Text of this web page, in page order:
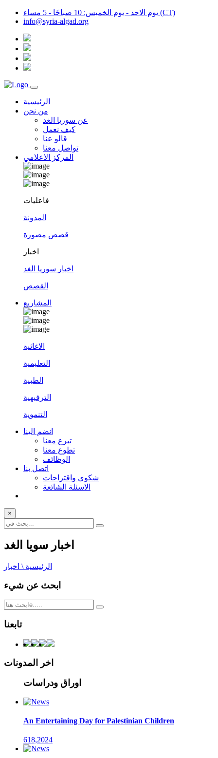
يوم الاحد - يوم الخميس: 10 صباحًا - 5 مساء (CT)
info@syria-algad.org
الرئيسية
من نحن
عن سوريا الغد
كيف نعمل
قالو عنا
تواصل معنا
المركز الاعلامي
فاعليات
المدونة
قصص مصورة
اخبار
اخبار سوريا الغد
القصص
المشاريع
الاغاثية
التعليمية
الطبية
الترفيهية
التنموية
انضم الينا
تبرع معنا
تطوع معنا
الوظائف
اتصل بنا
شكوي واقتراحات
الاسئلة الشائعة
×
اخبار سويا الغد
الرئيسية \ اخبار
ابحث عن شيء
تابعنا
اخر المدونات
اوراق ودراسات
An Entertaining Day for Palestinian Children
618,2024